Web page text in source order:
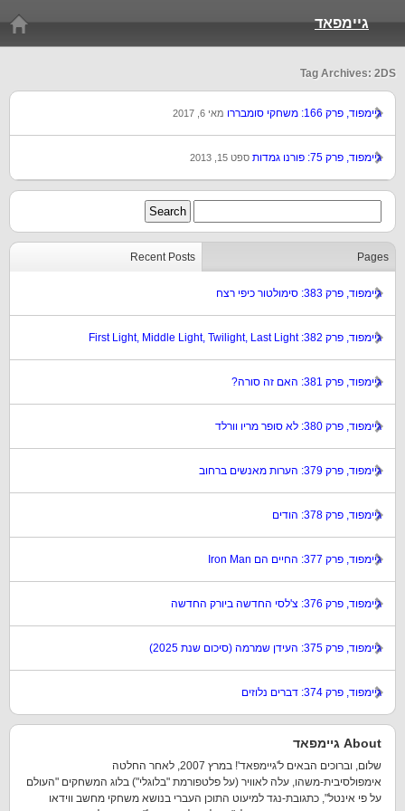
גיימפאד
Tag Archives: 2DS
גיימפוד, פרק 166: משחקי סומבררו מאי 6, 2017
גיימפוד, פרק 75: פורנו גמדות ספט 15, 2013
Recent Posts Pages
גיימפוד, פרק 383: סימולטור כיפי רצח
גיימפוד, פרק 382: First Light, Middle Light, Twilight, Last Light
גיימפוד, פרק 381: האם זה סורה?
גיימפוד, פרק 380: לא סופר מריו וורלד
גיימפוד, פרק 379: הערות מאנשים ברחוב
גיימפוד, פרק 378: הודים
גיימפוד, פרק 377: החיים הם Iron Man
גיימפוד, פרק 376: צ'לסי החדשה ביורק החדשה
גיימפוד, פרק 375: העידן שמרמה (סיכום שנת 2025)
גיימפוד, פרק 374: דברים נלוזים
About גיימפאד
שלום, וברוכים הבאים ל'גיימפאד'! במרץ 2007, לאחר החלטה
אימפולסיבית-משהו, עלה לאוויר (על פלטפורמת "בלוגלי") בלוג המשחקים "העולם
על פי אינטל", כתגובת-נגד למיעוט התוכן העברי בנושא משחקי מחשב ווידאו